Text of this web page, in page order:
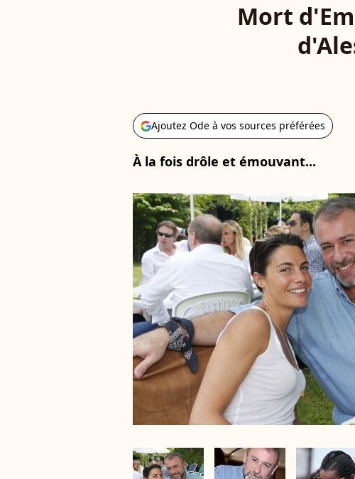
Mort
Ajoutez Ode à vos sources préférées
À la fois drôle et émouvant...